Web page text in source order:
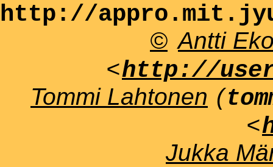
http://
© Antti
<http://
Tommi Lahtonen (
<
Jukka